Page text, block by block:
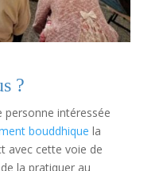
?
intéressée
bouddhique la
avec cette voie de
la pratiquer au